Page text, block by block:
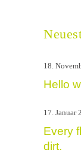
Hello
18.
Every
dirt.
17. Januar